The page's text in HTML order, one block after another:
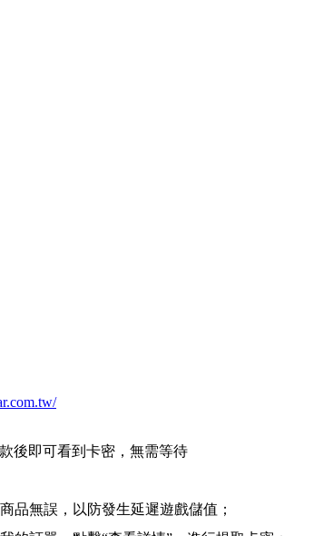
後即可看到卡密，無需等待
品無誤，以防發生延遲遊戲儲值；